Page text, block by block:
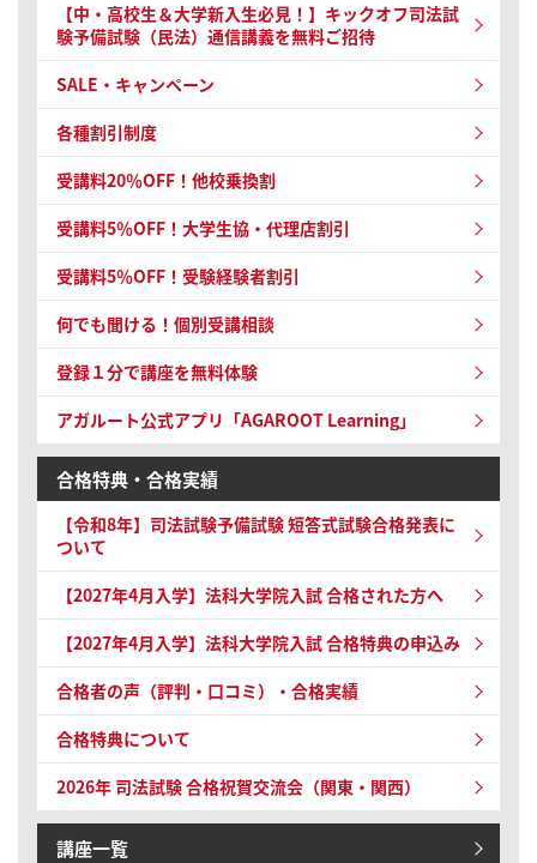
【中・高校生＆大学新入生必見！】キックオフ司法試
験予備試験（民法）通信講義を無料ご招待
SALE・キャンペーン
各種割引制度
受講料20％OFF！他校乗換割
受講料5％OFF！大学生協・代理店割引
受講料5％OFF！受験経験者割引
何でも聞ける！個別受講相談
登録１分で講座を無料体験
アガルート公式アプリ「AGAROOT Learning」
合格特典・合格実績
【令和8年】 司法試験予備試験 短答式試験合格発表に
ついて
【2027年4月入学】法科大学院入試 合格された方へ
【2027年4月入学】法科大学院入試 合格特典の申込み
合格者の声（評判・口コミ）・合格実績
合格特典について
2026年 司法試験合格祝賀交流会（関東・関西）
講座一覧